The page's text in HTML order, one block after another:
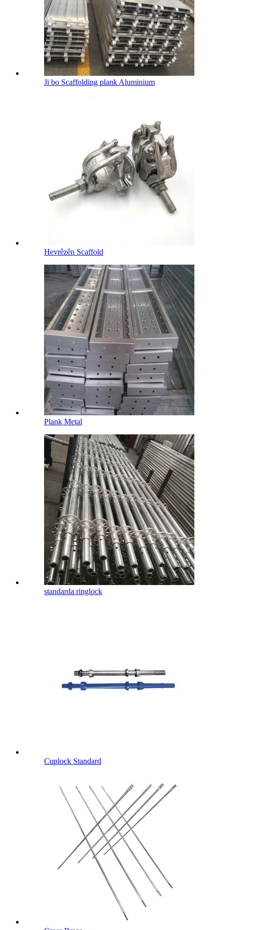
Ji bo Scaffolding plank Aluminium
Hevrêzên Scaffold
Plank Metal
standarda ringlock
Cuplock Standard